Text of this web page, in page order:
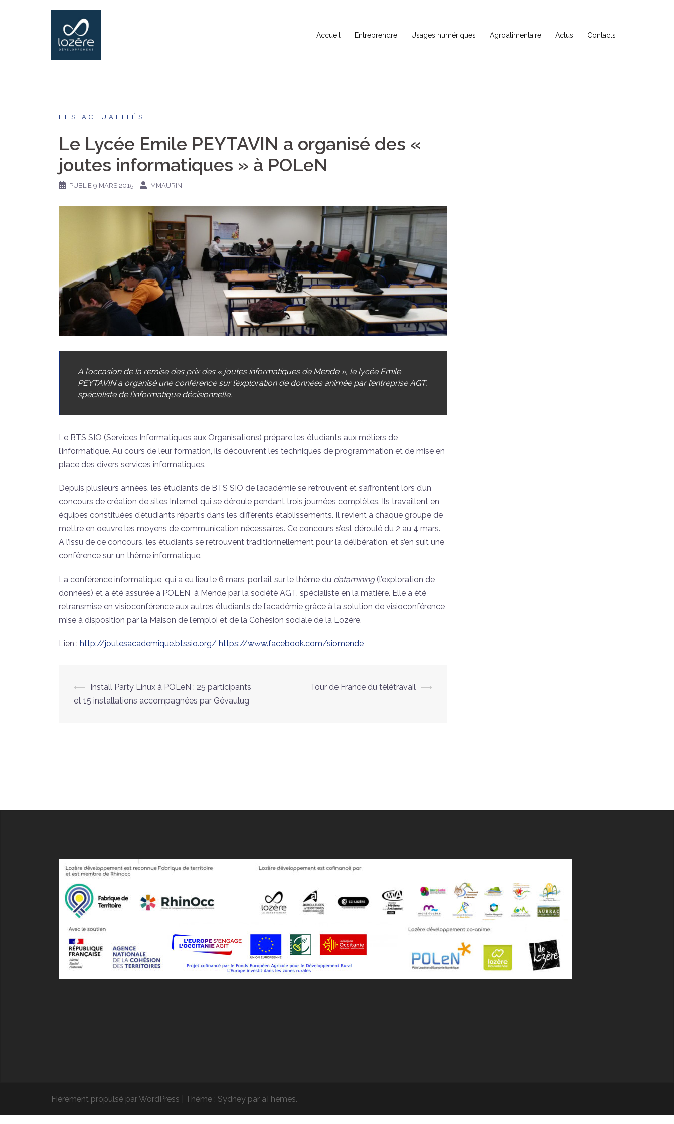
Accueil Entreprendre Usages numériques Agroalimentaire Actus Contacts
LES ACTUALITÉS
Le Lycée Emile PEYTAVIN a organisé des «
joutes informatiques » à POLeN
PUBLIÉ 9 MARS 2015 MMAURIN
A l’occasion de la remise des prix des « joutes informatiques de Mende », le lycée Emile
PEYTAVIN a organisé une conférence sur l’exploration de données animée par l’entreprise AGT,
spécialiste de l’informatique décisionnelle.
Le BTS SIO (Services Informatiques aux Organisations) prépare les étudiants aux métiers de
l’informatique. Au cours de leur formation, ils découvrent les techniques de programmation et de mise en
place des divers services informatiques.
Depuis plusieurs années, les étudiants de BTS SIO de l’académie se retrouvent et s’affrontent lors d’un
concours de création de sites Internet qui se déroule pendant trois journées complètes. Ils travaillent en
équipes constituées d’étudiants répartis dans les différents établissements. Il revient à chaque groupe de
mettre en oeuvre les moyens de communication nécessaires. Ce concours s’est déroulé du 2 au 4 mars.
A l’issu de ce concours, les étudiants se retrouvent traditionnellement pour la délibération, et s’en suit une
conférence sur un thème informatique.
La conférence informatique, qui a eu lieu le 6 mars, portait sur le thème du datamining (l’exploration de
données) et a été assurée à POLEN à Mende par la société AGT, spécialiste en la matière. Elle a été
retransmise en visioconférence aux autres étudiants de l’académie grâce à la solution de visioconférence
mise à disposition par la Maison de l’emploi et de la Cohésion sociale de la Lozère.
Lien : http://joutesacademique.btssio.org/ https://www.facebook.com/siomende
Navigation
⟵
Install Party Linux à POLeN : 25 participants
et 15 installations accompagnées par Gévaulug
Tour de France du télétravail ⟶
Fièrement propulsé par WordPress Thème : Sydney par aThemes.